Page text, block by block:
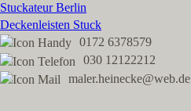
Stuckateur Berlin
Deckenleisten Stuck
0172 6378579
030 12122212
maler.heinecke@web.de